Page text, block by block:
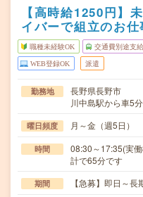
【高時給1250円】
イバーで組立のお仕
職種未経験OK 交通費別途支
WEB登録OK 派遣
勤務地
長野県長野市
川中島駅から車5分
曜日頻度 月～金（週5日）
時間
08:30～17:35(実
計で65分です
期間 【急募】即日～